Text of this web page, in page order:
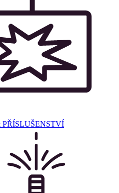
PŘÍSLUŠENSTVÍ